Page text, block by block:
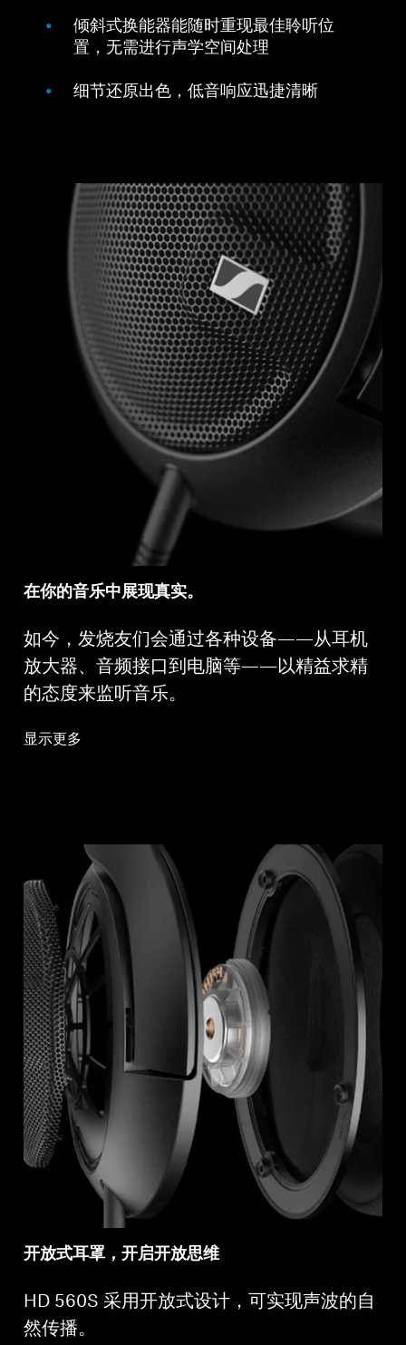
倾斜式换能器能随时重现最佳聆听位
置，无需进行声学空间处理
细节还原出色，低音响应迅捷清晰
在你的音乐中展现真实。
如今，发烧友们会通过各种设备——从耳机
放大器、音频接口到电脑等——以精益求精
的态度来监听音乐。
显示更多
开放式耳罩，开启开放思维
HD 560S 采用开放式设计，可实现声波的自
然传播。